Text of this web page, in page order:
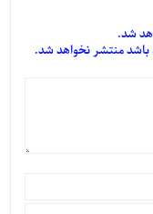
شد.
باشد منتشر نخواهد شد.